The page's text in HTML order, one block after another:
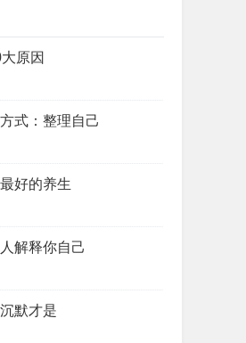
原因
式：整理自己
好的养生
解释你自己
默才是